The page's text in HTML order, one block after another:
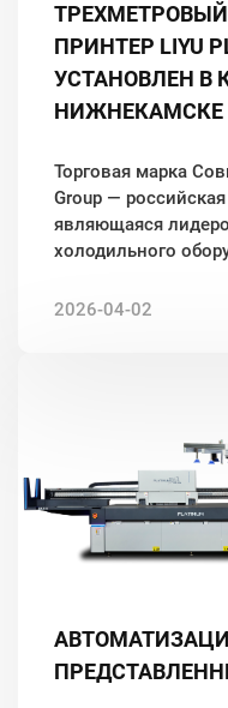
ПРИНТЕР LIYU
УСТАНОВЛЕН В
НИЖНЕКАМСКЕ
Торговая марка
Group —
являющаяся
холодильного
общественного
2026-04-02